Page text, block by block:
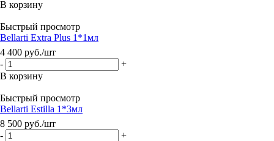
В корзину
Быстрый просмотр
Bellarti Extra Plus 1*1мл
4 400 руб./шт
-
+
В корзину
Быстрый просмотр
Bellarti Estilla 1*3мл
8 500 руб./шт
-
+